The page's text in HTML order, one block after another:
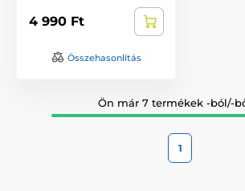
4 990 Ft
Összehasonlítás
Ön már 7 termékek -ból/-
1